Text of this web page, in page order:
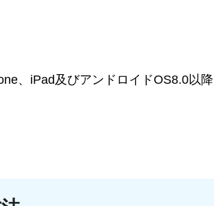
、iPad及びアンドロイドOS8.0以